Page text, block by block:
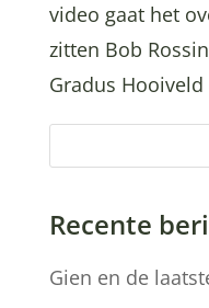
video gaat het
zitten Bob
Gradus Hooiveld
Recente
Gien en de